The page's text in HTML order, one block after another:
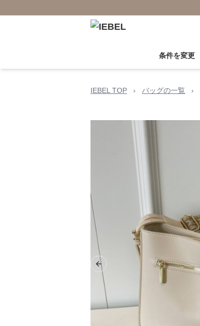
条件を変更
IEBEL TOP › バッグの一覧 ›
Previous slide